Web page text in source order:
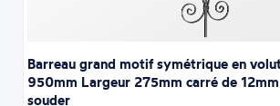
Barreau grand motif symétrique en
950mm Largeur 275mm carré de
souder